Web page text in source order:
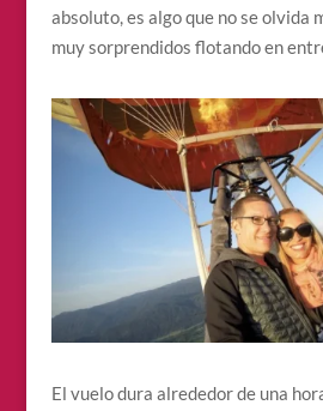
absoluto, es algo que no se olvida
muy sorprendidos flotando en
El vuelo dura alrededor de una